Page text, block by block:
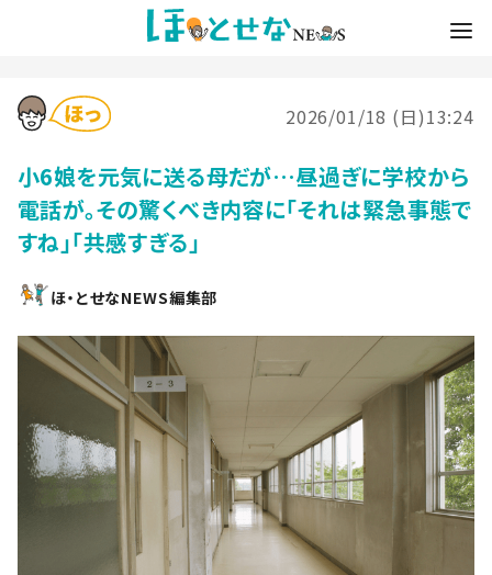
2026/01/18 (日)13:24
小6娘を元気に送る母だが…昼過ぎに学校から
電話が。その驚くべき内容に「それは緊急事態で
すね」「共感すぎる」
ほ・とせなNEWS編集部